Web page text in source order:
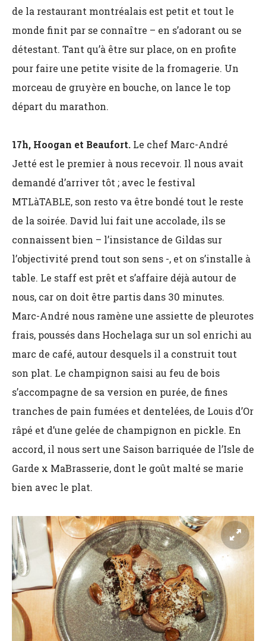
de la restaurant montréalais est petit et tout le
monde finit par se connaître – en s’adorant ou se
détestant. Tant qu’à être sur place, on en profite
pour faire une petite visite de la fromagerie. Un
morceau de gruyère en bouche, on lance le top
départ du marathon.
17h, Hoogan et Beaufort. Le chef Marc-André
Jetté est le premier à nous recevoir. Il nous avait
demandé d’arriver tôt ; avec le festival
MTLàTABLE, son resto va être bondé tout le reste
de la soirée. David lui fait une accolade, ils se
connaissent bien – l’insistance de Gildas sur
l’objectivité prend tout son sens -, et on s’installe à
table. Le staff est prêt et s’affaire déjà autour de
nous, car on doit être partis dans 30 minutes.
Marc-André nous ramène une assiette de pleurotes
frais, poussés dans Hochelaga sur un sol enrichi au
marc de café, autour desquels il a construit tout
son plat. Le champignon saisi au feu de bois
s’accompagne de sa version en purée, de fines
tranches de pain fumées et dentelées, de Louis d’Or
râpé et d’une gelée de champignon en pickle. En
accord, il nous sert une Saison barriquée de l’Isle de
Garde x MaBrasserie, dont le goût malté se marie
bien avec le plat.